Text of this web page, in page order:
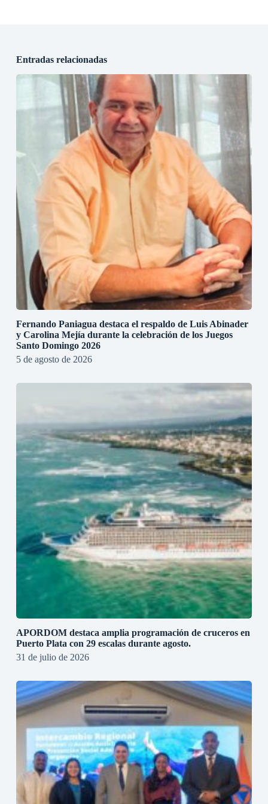
Entradas relacionadas
Fernando Paniagua destaca el respaldo de Luis Abinader
y Carolina Mejía durante la celebración de los Juegos
Santo Domingo 2026
5 de agosto de 2026
APORDOM destaca amplia programación de cruceros en
Puerto Plata con 29 escalas durante agosto.
31 de julio de 2026